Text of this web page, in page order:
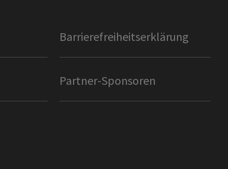
Barrierefreiheitserklärung
Partner-Sponsoren